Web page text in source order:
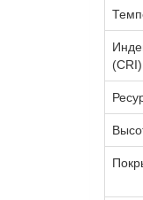
(CRI)